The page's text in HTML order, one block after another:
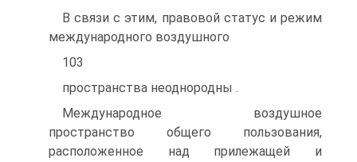
В связи с этим, правовой статус и режим
международного воздушного
103
пространства неоднородны .
Международное воздушное
пространство общего пользования,
расположенное над прилежащей и